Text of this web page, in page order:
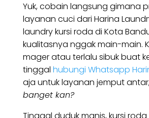
Yuk, cobain langsung gimana
layanan cuci dari Harina
laundry kursi roda di Kota
kualitasnya nggak main-main.
mager atau terlalu sibuk buat
tinggal hubungi Whatsapp
aja untuk layanan jemput
banget kan?